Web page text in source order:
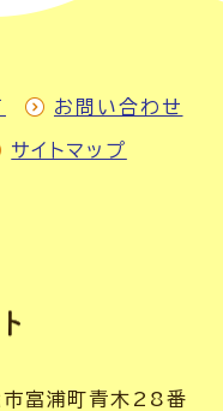
お問い合わせ
サイトマップ
富浦町青木28番